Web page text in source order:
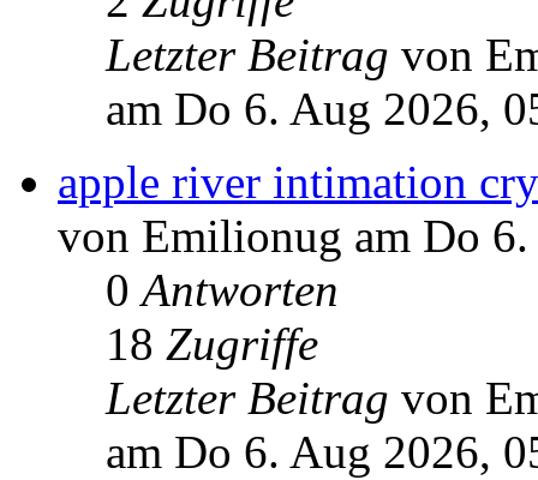
Letzter Beitrag von
am Do 6. Aug 2026,
apple river intimation
von Emilionug am Do
0Antworten
18 Zugriffe
Letzter Beitrag von
am Do 6. Aug 2026,